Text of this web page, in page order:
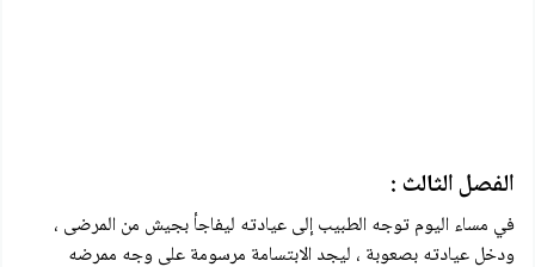
الفصل الثالث :
في مساء اليوم توجه الطبيب إلى عيادته ليفاجأ بجيش من المرضى ،
ودخل عيادته بصعوبة ، ليجد الابتسامة مرسومة على وجه ممرضه